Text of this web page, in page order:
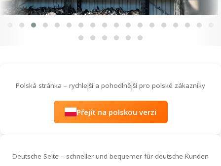
Polská stránka – rychlejší a pohodlnější pro polské zákazníky
Přejít na polskou verzi
Deutsche Seite – schneller und bequemer für deutsche Kunden